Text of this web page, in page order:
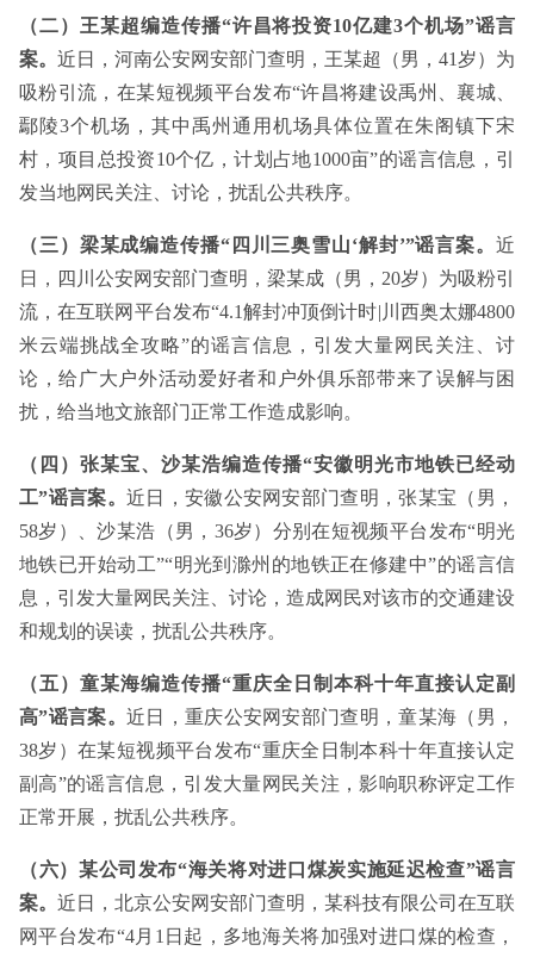
（二）王某超编造传播“许昌将投资10亿建3个机场”谣言
案。 近日，河南公安网安部门查明，王某超（男，41岁）为
吸粉引流，在某短视频平台发布“许昌将建设禹州、襄城、
鄢陵3个机场，其中禹州通用机场具体位置在朱阁镇下宋
村，项目总投资10个亿，计划占地1000亩”的谣言信息，引
发当地网民关注、讨论，扰乱公共秩序。
（三）梁某成编造传播“四川三奥雪山‘解封’”谣言案。 近
日，四川公安网安部门查明，梁某成（男，20岁）为吸粉引
流，在互联网平台发布“4.1解封冲顶倒计时|川西奥太娜4800
米云端挑战全攻略”的谣言信息，引发大量网民关注、讨
论，给广大户外活动爱好者和户外俱乐部带来了误解与困
扰，给当地文旅部门正常工作造成影响。
（四）张某宝、沙某浩编造传播“安徽明光市地铁已经动
工”谣言案。 近日，安徽公安网安部门查明，张某宝（男，
58岁）、沙某浩（男，36岁）分别在短视频平台发布“明光
地铁已开始动工”“明光到滁州的地铁正在修建中”的谣言信
息，引发大量网民关注、讨论，造成网民对该市的交通建设
和规划的误读，扰乱公共秩序。
（五）童某海编造传播“重庆全日制本科十年直接认定副
高”谣言案。 近日，重庆公安网安部门查明，童某海（男，
38岁）在某短视频平台发布“重庆全日制本科十年直接认定
副高”的谣言信息，引发大量网民关注，影响职称评定工作
正常开展，扰乱公共秩序。
（六）某公司发布“海关将对进口煤炭实施延迟检查”谣言
案。 近日，北京公安网安部门查明，某科技有限公司在互联
网平台发布“4月1日起，多地海关将加强对进口煤的检查，